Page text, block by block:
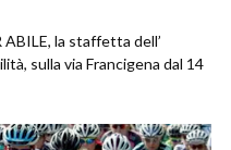
ABILE, la staffetta dell’
sulla via Francigena dal 14